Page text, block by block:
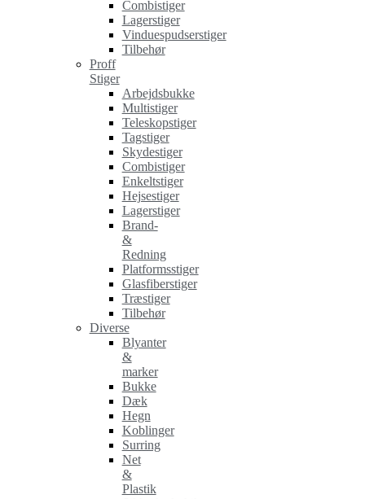
Combistiger
Lagerstiger
Vinduespudserstiger
Tilbehør
Proff
Stiger
Arbejdsbukke
Multistiger
Teleskopstiger
Tagstiger
Skydestiger
Combistiger
Enkeltstiger
Hejsestiger
Lagerstiger
Brand-
&
Redning
Platformsstiger
Glasfiberstiger
Træstiger
Tilbehør
Diverse
Blyanter
&
marker
Bukke
Dæk
Hegn
Koblinger
Surring
Net
&
Plastik